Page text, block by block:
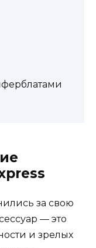
за свою
— это
и зрелых